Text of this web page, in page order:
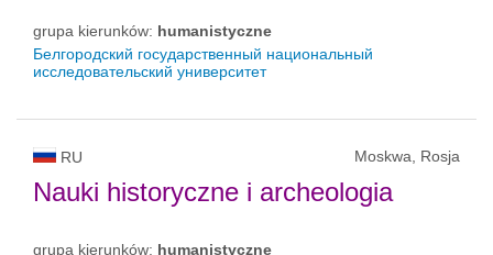
grupa kierunków: humanistyczne
Белгородский государственный национальный
исследовательский университет
RU Moskwa, Rosja
Nauki historyczne i archeologia
grupa kierunków: humanistyczne